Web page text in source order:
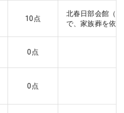
10 点
北春日部会館（
で、家族葬を依
0 点
0 点